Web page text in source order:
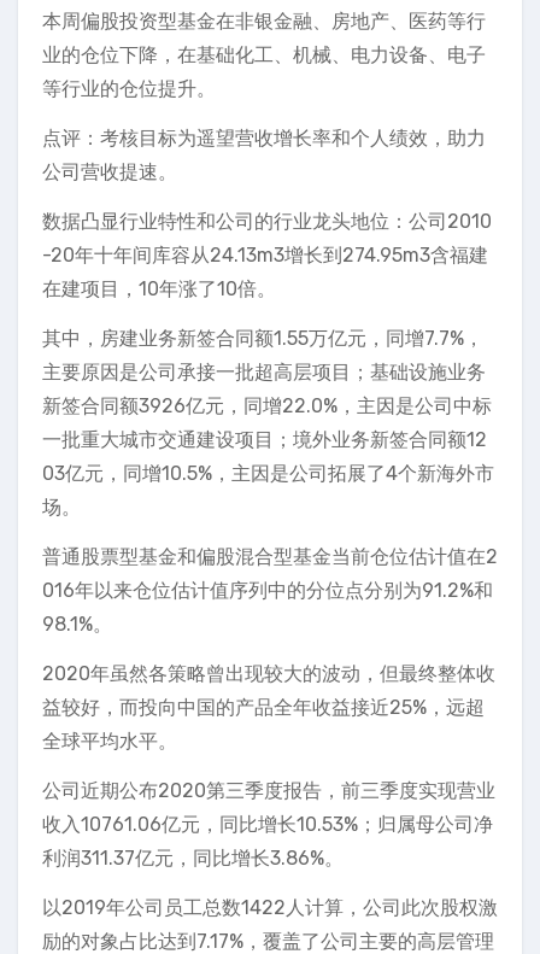
本周偏股投资型基金在非银金融、房地产、医药等行
业的仓位下降，在基础化工、机械、电力设备、电子
等行业的仓位提升。
点评：考核目标为遥望营收增长率和个人绩效，助力
公司营收提速。
数据凸显行业特性和公司的行业龙头地位：公司2010
-20年十年间库容从24.13m3增长到274.95m3含福建
在建项目，10年涨了10倍。
其中，房建业务新签合同额1.55万亿元，同增7.7%，
主要原因是公司承接一批超高层项目；基础设施业务
新签合同额3926亿元，同增22.0%，主因是公司中标
一批重大城市交通建设项目；境外业务新签合同额12
03亿元，同增10.5%，主因是公司拓展了4个新海外市
场。
普通股票型基金和偏股混合型基金当前仓位估计值在2
016年以来仓位估计值序列中的分位点分别为91.2%和
98.1%。
2020年虽然各策略曾出现较大的波动，但最终整体收
益较好，而投向中国的产品全年收益接近25%，远超
全球平均水平。
公司近期公布2020第三季度报告，前三季度实现营业
收入10761.06亿元，同比增长10.53%；归属母公司净
利润311.37亿元，同比增长3.86%。
以2019年公司员工总数1422人计算，公司此次股权激
励的对象占比达到7.17%，覆盖了公司主要的高层管理